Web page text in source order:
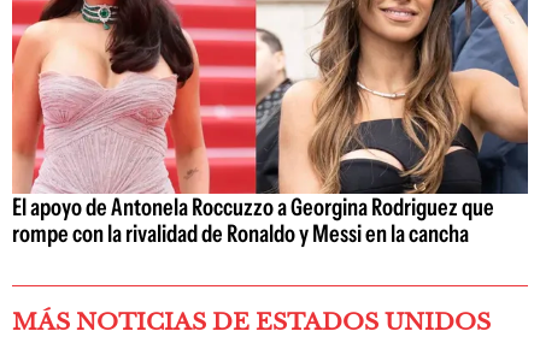
El apoyo de Antonela Roccuzzo a Georgina Rodriguez que
rompe con la rivalidad de Ronaldo y Messi en la cancha
MÁS NOTICIAS DE ESTADOS UNIDOS